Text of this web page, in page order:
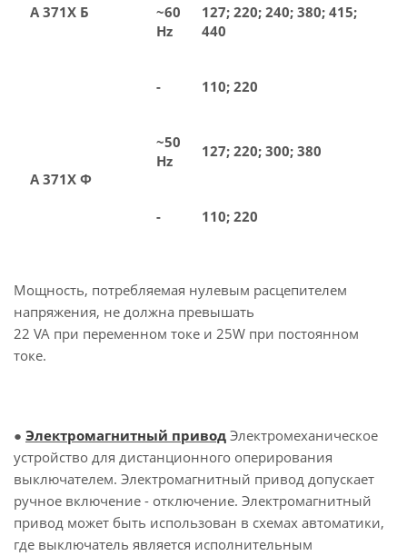
А 371Х Б
~60
Hz
127; 220; 240; 380; 415;
440
- 110; 220
А 371Х Ф
~50
Hz
127; 220; 300; 380
- 110; 220
Мощность, потребляемая нулевым расцепителем
напряжения, не должна превышать
22 VA при переменном токе и 25W при постоянном
токе.
● Электромагнитный привод Электромеханическое
устройство для дистанционного оперирования
выключателем. Электромагнитный привод допускает
ручное включение - отключение. Электромагнитный
привод может быть использован в схемах автоматики,
где выключатель является исполнительным